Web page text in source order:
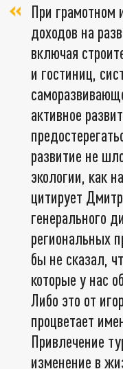
При грамотном
доходов на
включая
и гостиниц,
активное
развитие не
экологии, как
цитирует
генерального
региональных
бы не сказал,
которые у нас
Либо это от
процветает
Привлечение
изменение в